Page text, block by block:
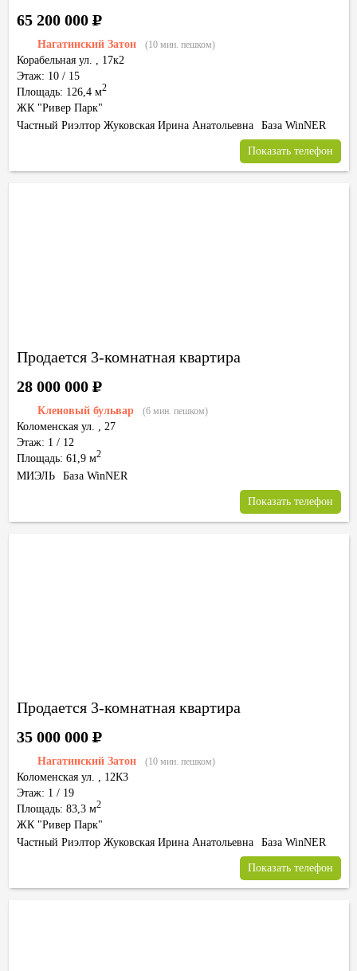
Нагатинский Затон (10 мин. пешком)
Корабельная ул. , 17к2
Этаж: 10 / 15
Площадь: 126,4 м2
ЖК "Ривер Парк"
65 200 000Р
Частный Риэлтор Жуковская Ирина Анатольевна База WinNER
Показать телефон
Продается 3-комнатная квартира
Кленовый бульвар (6 мин. пешком)
Коломенская ул. , 27
Этаж: 1 / 12
Площадь: 61,9 м2
28 000 000Р
МИЭЛЬ База WinNER
Показать телефон
Продается 3-комнатная квартира
Нагатинский Затон (10 мин. пешком)
Коломенская ул. , 12К3
Этаж: 1 / 19
Площадь: 83,3 м2
ЖК "Ривер Парк"
35 000 000Р
Частный Риэлтор Жуковская Ирина Анатольевна База WinNER
Показать телефон